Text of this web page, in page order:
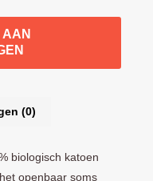
(0)
biologisch katoen
openbaar soms